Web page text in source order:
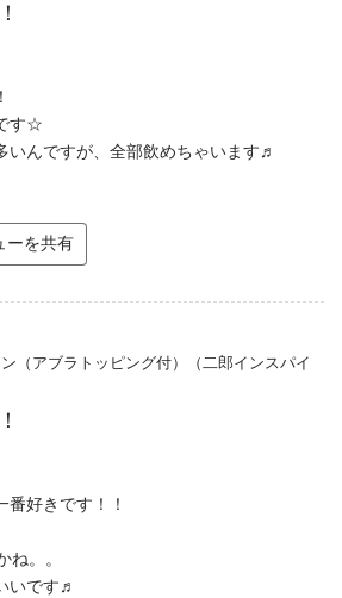
す☆
いんですが、全部飲めちゃいます♬
ーを共有
（アブラトッピング付）（二郎インスパイ
好きです！！
ね。。
いです♬